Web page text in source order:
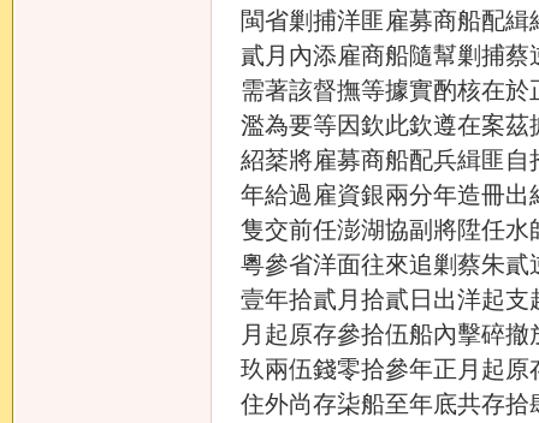
閩省剿捕洋匪雇募商船配
貳月內添雇商船隨幫剿捕
需著該督撫等據實酌核在
濫為要等因欽此欽遵在案
紹棻將雇募商船配兵緝匪
年給過雇資銀兩分年造冊
隻交前任澎湖協副將陞任
粵參省洋面往來追剿蔡朱
壹年拾貳月拾貳日出洋起
月起原存參拾伍船內擊碎
玖兩伍錢零拾參年正月起
住外尚存柒船至年底共存